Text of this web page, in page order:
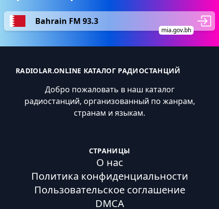
Bahrain FM 93.3
mia.gov.bh
RADIOLAR.ONLINE КАТАЛОГ РАДИОСТАНЦИЙ
Добро пожаловать в наш каталог
радиостанций, организованный по жанрам,
странам и языкам.
СТРАНИЦЫ
О нас
Политика конфиденциальности
Пользовательское соглашение
DMCA